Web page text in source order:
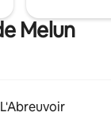
Melun
L'Abreuvoir